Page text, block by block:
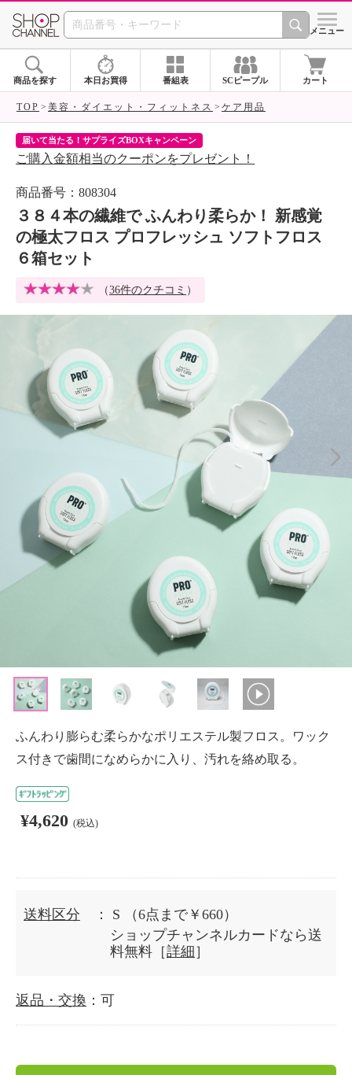
SHOP CHANNEL シメニュー
商品を探す 本日お買得 番組表 SCピープル カート
TOP 美容・ダイエット・フィットネス ケア用品
届いて当たる！サプライズBOXキャンペーン
ご購入金額相当のクーポンをプレゼント！
商品番号：808304
３８４本の繊維で ふんわり柔らか！ 新感覚
の極太フロス プロフレッシュ ソフトフロス
６箱セット
（36件のクチコミ ）
ふんわり膨らむ柔らかなポリエステル製フロス。ワック
ス付きで歯間になめらかに入り、汚れを絡め取る。
¥4,620 (税込)
送料区分 ： S
（6点まで￥660）
ショップチャンネルカードなら送
料無料［詳細 ］
返品・交換 ：可